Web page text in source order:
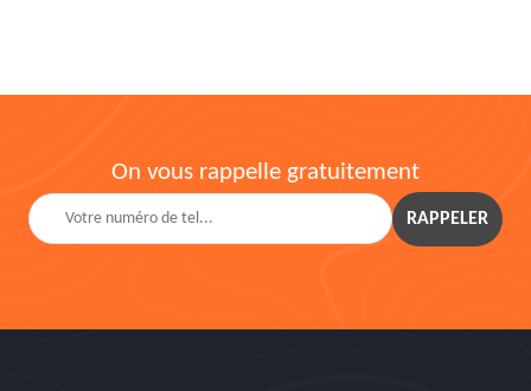
On vous rappelle gratuitement